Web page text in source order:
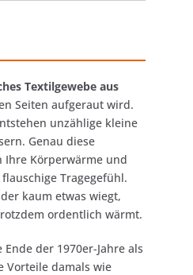
Textilgewebe aus
Seiten aufgeraut wird.
unzählige kleine
Genau diese
Ihre Körperwärme und
Tragegefühl.
kaum etwas wiegt,
ordentlich wärmt.
der 1970er-Jahre als
Vorteile damals wie